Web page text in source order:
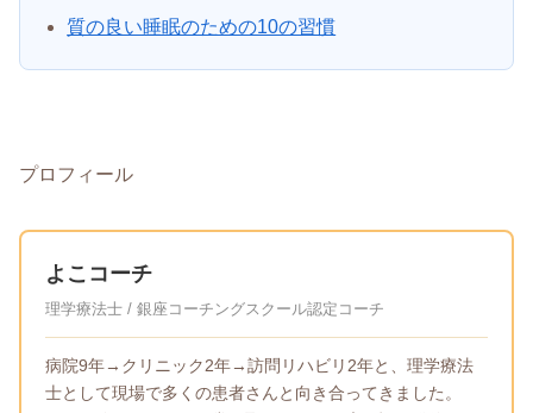
質の良い睡眠のための10の習慣
プロフィール
よこコーチ
理学療法士 / 銀座コーチングスクール認定コーチ
病院9年→クリニック2年→訪問リハビリ2年と、理学療法
士として現場で多くの患者さんと向き合ってきました。